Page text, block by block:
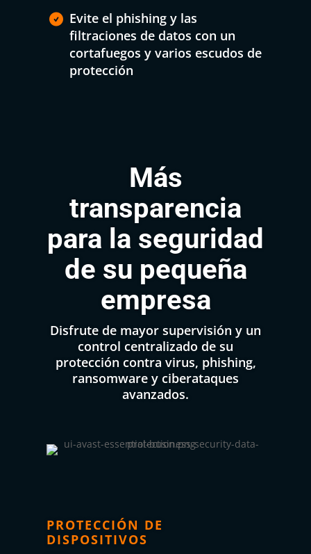
 Evite el phishing y las
filtraciones de datos con un
cortafuegos y varios escudos de
protección
Más
transparencia
para la seguridad
de su pequeña
empresa
Disfrute de mayor supervisión y un
control centralizado de su
protección contra virus, phishing,
ransomware y ciberataques
avanzados.
PROTECCIÓN DE
DISPOSITIVOS